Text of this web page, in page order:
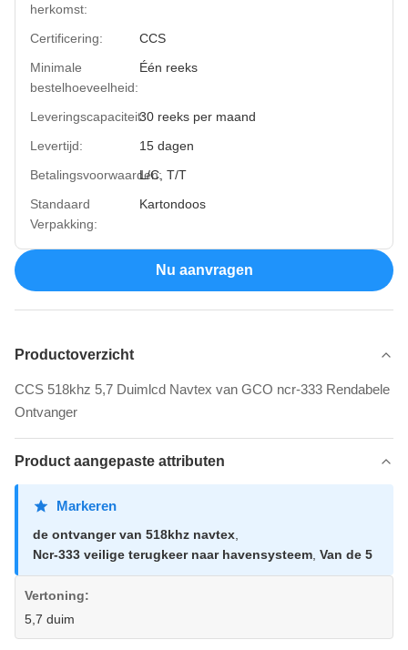
herkomst:
Certificering:
CCS
Minimale
bestelhoeveelheid:
Één reeks
Leveringscapaciteit:30 reeks per maand
Levertijd:
15 dagen
Betalingsvoorwaarden:L/C, T/T
Standaard
Verpakking:
Kartondoos
Nu aanvragen
Productoverzicht
CCS 518khz 5,7 Duimlcd Navtex van GCO ncr-333 Rendabele
Ontvanger
Product aangepaste attributen
Markeren
de ontvanger van 518khz navtex
Ncr-333 veilige terugkeer naar havensysteem Van de 5
Vertoning:
5,7 duim